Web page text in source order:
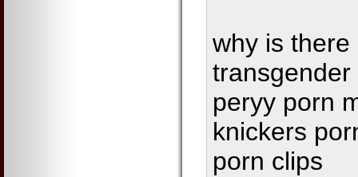
why is
peryy porn
knickers
porn clips